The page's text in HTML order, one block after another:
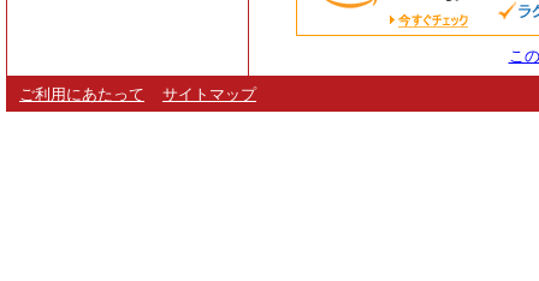
こ
ご利用にあたって サイトマップ